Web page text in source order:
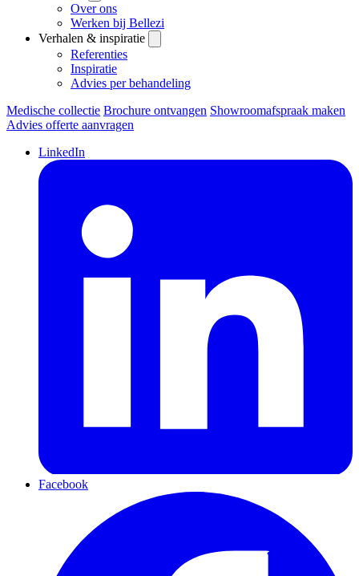
Over ons
Werken bij Bellezi
Verhalen & inspiratie
Referenties
Inspiratie
Advies per behandeling
Medische collectie Brochure ontvangen Showroomafspraak maken
Advies offerte aanvragen
LinkedIn
Facebook